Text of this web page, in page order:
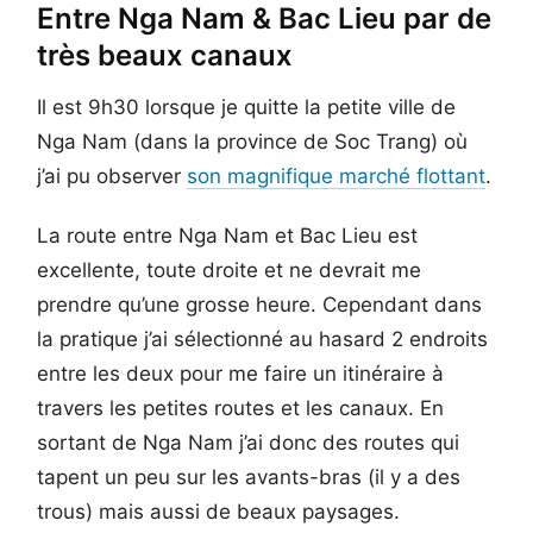
Entre Nga Nam & Bac Lieu par de
très beaux canaux
Il est 9h30 lorsque je quitte la petite ville de
Nga Nam (dans la province de Soc Trang) où
j’ai pu observer son magnifique marché flottant.
La route entre Nga Nam et Bac Lieu est
excellente, toute droite et ne devrait me
prendre qu’une grosse heure. Cependant dans
la pratique j’ai sélectionné au hasard 2 endroits
entre les deux pour me faire un itinéraire à
travers les petites routes et les canaux. En
sortant de Nga Nam j’ai donc des routes qui
tapent un peu sur les avants-bras (il y a des
trous) mais aussi de beaux paysages.